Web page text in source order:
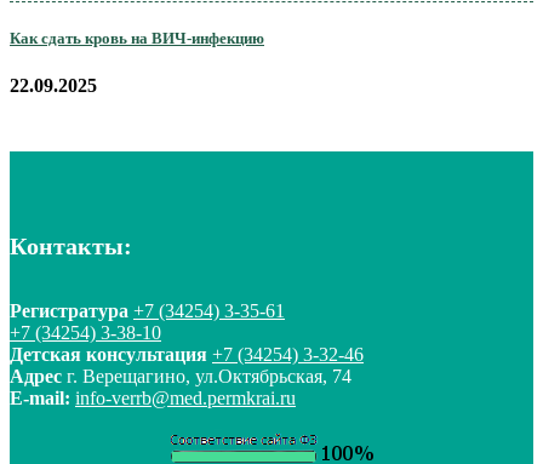
Как сдать кровь на ВИЧ-инфекцию
22.09.2025
Контакты:
Регистратура +7 (34254) 3-35-61
+7 (34254) 3-38-10
Детская консультация +7 (34254) 3-32-46
Адрес г. Верещагино, ул.Октябрьская, 74
E-mail: info-verrb@med.permkrai.ru